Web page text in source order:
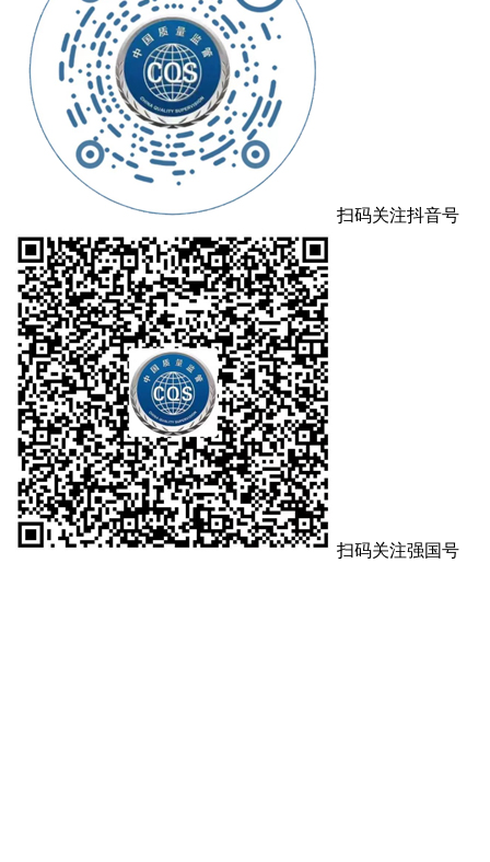
扫码关注抖音号
扫码关注强国号